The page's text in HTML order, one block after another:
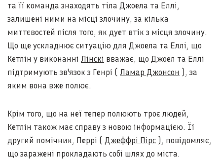
та її команда знаходять тіла Джоела та Еллі,
залишені ними на місці злочину, за кілька
миттєвостей після того, як дует втік з місця злочину.
Що ще ускладнює ситуацію для Джоела та Еллі, що
Кетлін у виконанні Лінскі вважає, що Джоел та Еллі
підтримують зв'язок з Генрі ( Ламар Джонсон ), за
яким вона вже полює.
Крім того, що на неї тепер полюють троє людей,
Кетлін також має справу з новою інформацією. Її
другий помічник, Перрі ( Джеффрі Пірс ), повідомляє,
що заражені прокладають собі шлях до міста.